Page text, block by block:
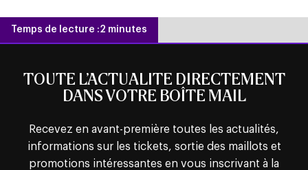
Temps de lecture :2 minutes
TOUTE L’ACTUALITE DIRECTEMENT
DANS VOTRE BOÎTE MAIL
Recevez en avant-première toutes les actualités,
informations sur les tickets, sortie des maillots et
promotions intéressantes en vous inscrivant à la